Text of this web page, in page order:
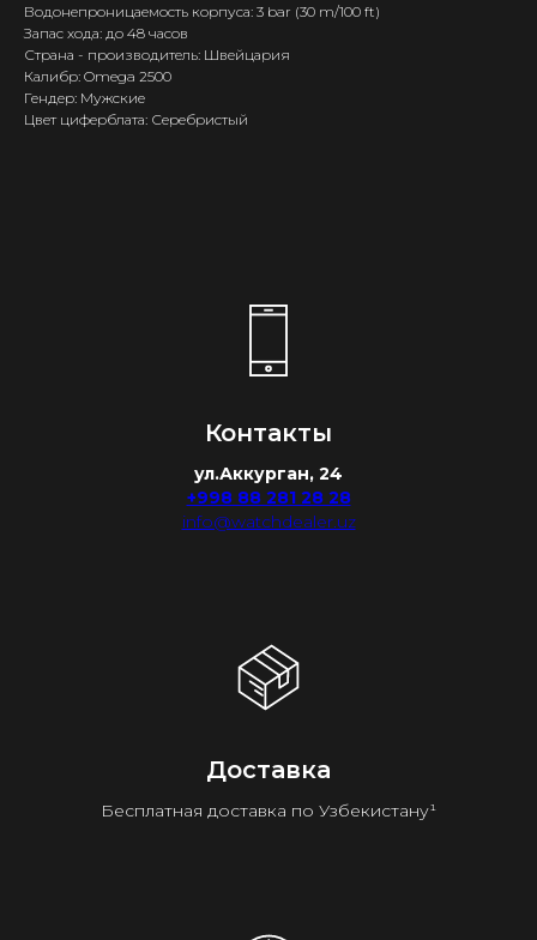
Водонепроницаемость корпуса: 3 bar (30 m/100 ft)
Запас хода: до 48 часов
Страна - производитель: Швейцария
Калибр: Omega 2500
Гендер: Мужские
Цвет циферблата: Серебристый
Контакты
ул.Аккурган, 24
+998 88 281 28 28
info@watchdealer.uz
Доставка
Бесплатная доставка по Узбекистану¹